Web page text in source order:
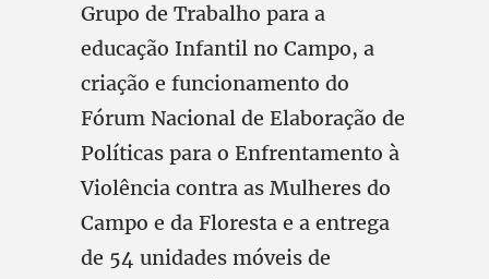
Grupo de Trabalho para a
educação Infantil no Campo, a
criação e funcionamento do
Fórum Nacional de Elaboração de
Políticas para o Enfrentamento à
Violência contra as Mulheres do
Campo e da Floresta e a entrega
de 54 unidades móveis de